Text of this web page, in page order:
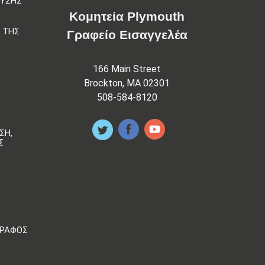
ΤΗΣ
Κομητεία Plymouth
Γραφείο Εισαγγελέα
166 Main Street
Brockton, MA 02301
508-584-8120